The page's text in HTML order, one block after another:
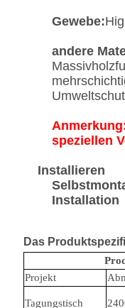
Gewebe:
andere
speziellen
Installieren
Installation
Das
Projekt
Tagungstisch